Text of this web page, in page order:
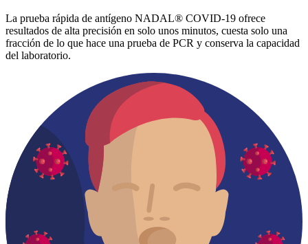
La prueba rápida de antígeno NADAL® COVID-19 ofrece
resultados de alta precisión en solo unos minutos, cuesta solo una
fracción de lo que hace una prueba de PCR y conserva la capacidad
del laboratorio.